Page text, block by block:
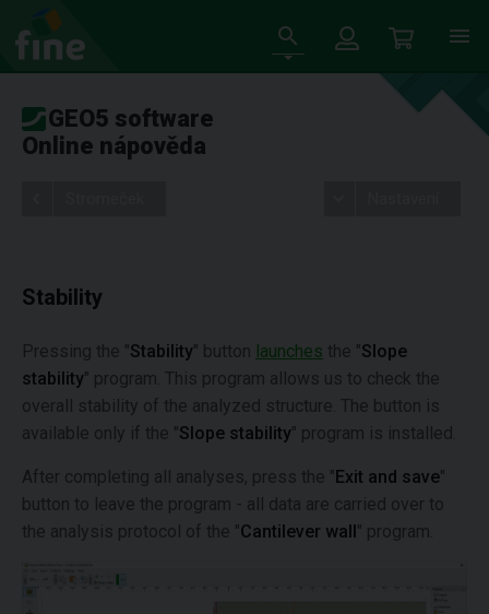
GEO5 software
Online nápověda
Stability
Pressing the "Stability" button launches the "Slope
stability" program. This program allows us to check the
overall stability of the analyzed structure. The button is
available only if the "Slope stability" program is installed.
After completing all analyses, press the "Exit and save"
button to leave the program - all data are carried over to
the analysis protocol of the "Cantilever wall" program.